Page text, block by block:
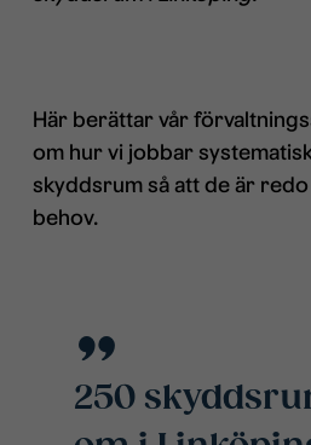
Här berättar vår
om hur vi jobbar
skyddsrum så att de är redo
behov.
250